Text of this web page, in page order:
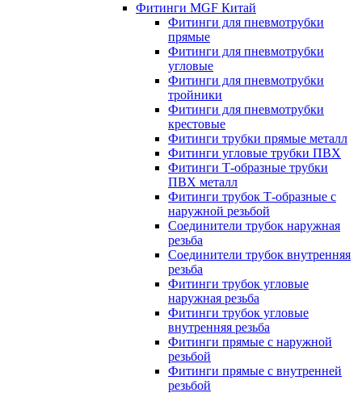
Фитинги MGF Китай
Фитинги для пневмотрубки
прямые
Фитинги для пневмотрубки
угловые
Фитинги для пневмотрубки
тройники
Фитинги для пневмотрубки
крестовые
Фитинги трубки прямые металл
Фитинги угловые трубки ПВХ
Фитинги Т-образные трубки
ПВХ металл
Фитинги трубок Т-образные с
наружной резьбой
Соединители трубок наружная
резьба
Соединители трубок внутренняя
резьба
Фитинги трубок угловые
наружная резьба
Фитинги трубок угловые
внутренняя резьба
Фитинги прямые с наружной
резьбой
Фитинги прямые с внутренней
резьбой